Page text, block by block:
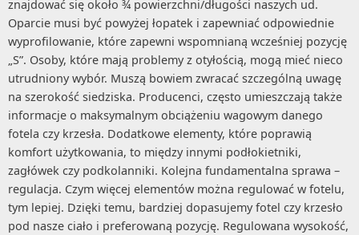
znajdować się około ¾ powierzchni/długości naszych ud.
Oparcie musi być powyżej łopatek i zapewniać odpowiednie
wyprofilowanie, które zapewni wspomnianą wcześniej pozycję
„S”. Osoby, które mają problemy z otyłością, mogą mieć nieco
utrudniony wybór. Muszą bowiem zwracać szczególną uwagę
na szerokość siedziska. Producenci, często umieszczają także
informacje o maksymalnym obciążeniu wagowym danego
fotela czy krzesła. Dodatkowe elementy, które poprawią
komfort użytkowania, to między innymi podłokietniki,
zagłówek czy podkolanniki. Kolejna fundamentalna sprawa –
regulacja. Czym więcej elementów można regulować w fotelu,
tym lepiej. Dzięki temu, bardziej dopasujemy fotel czy krzesło
pod nasze ciało i preferowaną pozycję. Regulowana wysokość,